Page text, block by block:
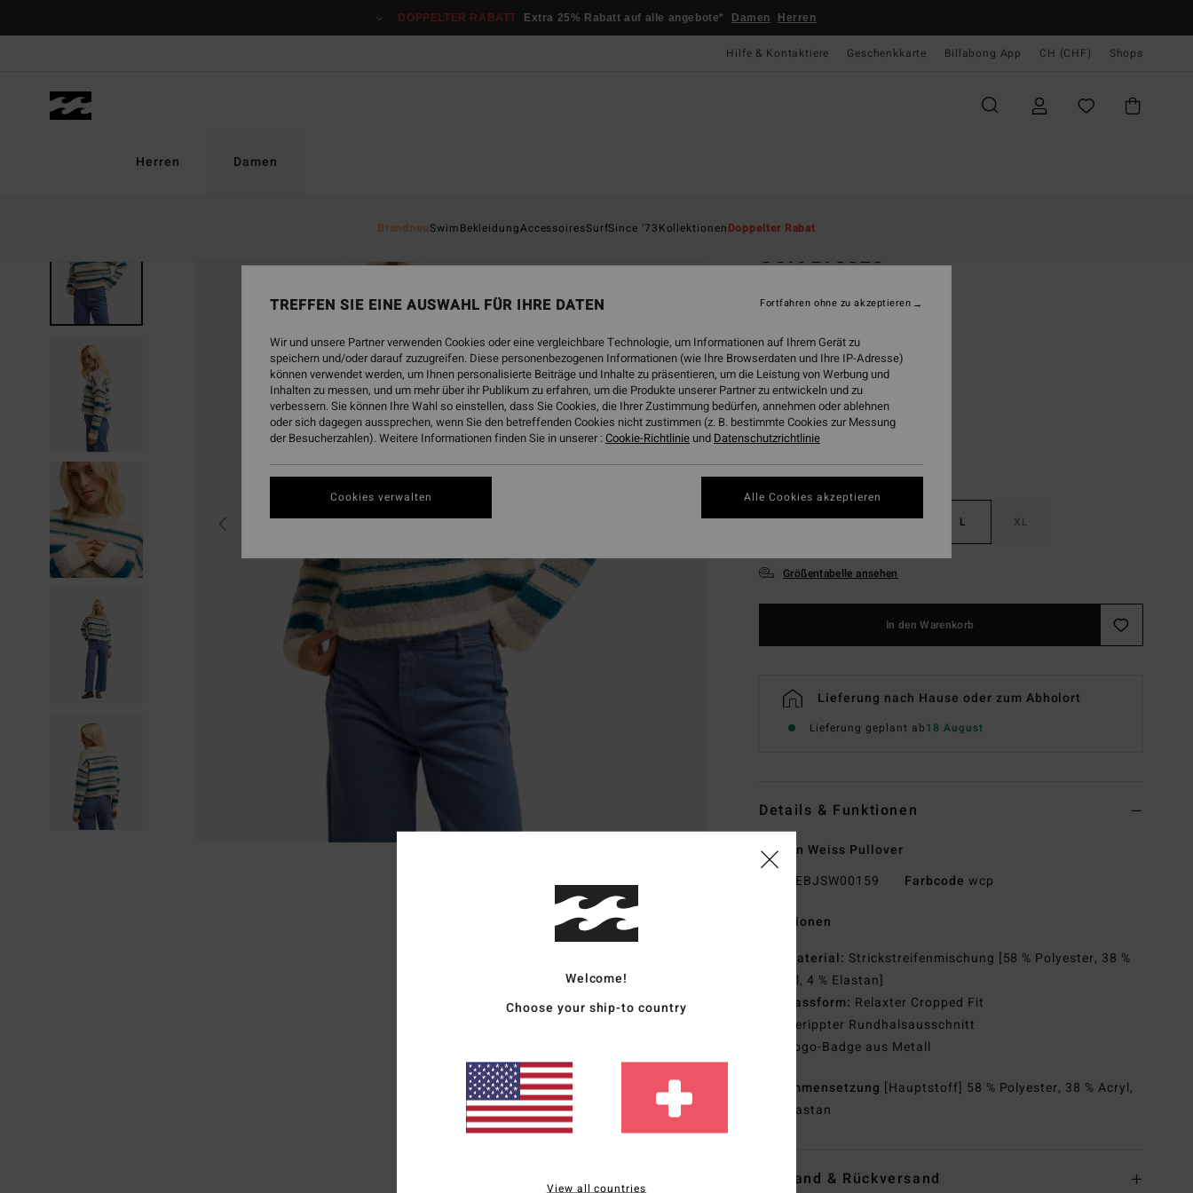
DOPPELTER RABATT Extra 25% Rabatt auf alle angebote* Damen Herren
Hilfe & Kontaktiere Geschenkkarte Billabong App CH (CHF) Shops
Herren Damen
BrandneuSwimBekleidungAccessoiresSurfSince '73KollektionenDoppelter Rabat
Soft Breeze
FarbeWhitecap
XS S M L XL
Größentabelle ansehen
In den Warenkorb
Lieferung nach Hause oder zum Abholort
Lieferung geplant ab18 August
Details & Funktionen
Frauen Weiss Pullover
EBJSW00159 Farbcode wcp
Funktionen
Material: Strickstreifenmischung [58 % Polyester, 38 %
Acryl, 4 % Elastan]
Passform: Relaxter Cropped Fit
Gerippter Rundhalsausschnitt
Logo-Badge aus Metall
Zusammensetzung [Hauptstoff] 58 % Polyester, 38 % Acryl,
4 % Elastan
Versand & Rückversand
Welcome!
Choose your ship-to country
View all countries
TREFFEN SIE EINE AUSWAHL FÜR IHRE DATEN
Wir und unsere Partner verwenden Cookies oder eine vergleichbare Technologie, um Informationen auf Ihrem Gerät zu
speichern und/oder darauf zuzugreifen. Diese personenbezogenen Informationen (wie Ihre Browserdaten und Ihre IP-Adresse)
können verwendet werden, um Ihnen personalisierte Beiträge und Inhalte zu präsentieren, um die Leistung von Werbung und
Inhalten zu messen, und um mehr über ihr Publikum zu erfahren, um die Produkte unserer Partner zu entwickeln und zu
verbessern. Sie können Ihre Wahl so einstellen, dass Sie Cookies, die Ihrer Zustimmung bedürfen, annehmen oder ablehnen
oder sich dagegen aussprechen, wenn Sie den betreffenden Cookies nicht zustimmen (z. B. bestimmte Cookies zur Messung
der Besucherzahlen). Weitere Informationen finden Sie in unserer :Cookie-Richtlinie und Datenschutzrichtlinie
Cookies verwalten
Fortfahren ohne zu akzeptieren
Alle Cookies akzeptieren